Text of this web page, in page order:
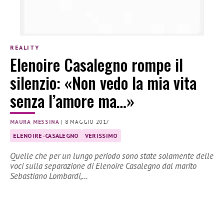
REALITY
Elenoire Casalegno rompe il
silenzio: «Non vedo la mia vita
senza l’amore ma…»
MAURA MESSINA | 8 MAGGIO 2017
ELENOIRE-CASALEGNO VERISSIMO
Quelle che per un lungo periodo sono state solamente delle
voci sulla separazione di Elenoire Casalegno dal marito
Sebastiano Lombardi,…